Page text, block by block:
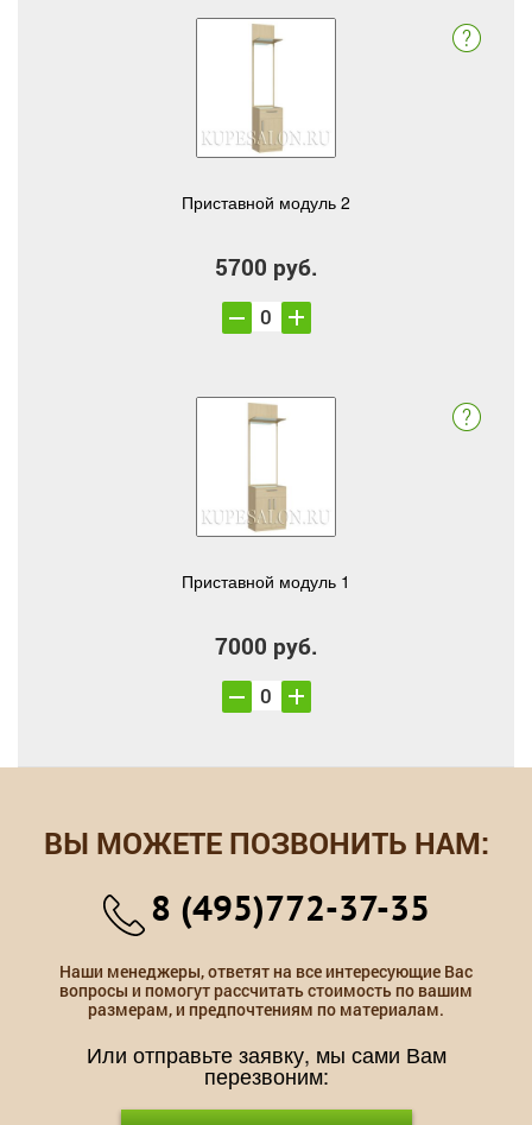
Приставной модуль 2
5700 руб.
Приставной модуль 1
7000 руб.
ВЫ МОЖЕТЕ ПОЗВОНИТЬ НАМ:
8 (495)772-37-35
Наши менеджеры, ответят на все интересующие Вас
вопросы и помогут рассчитать стоимость по вашим
размерам, и предпочтениям по материалам.
Или отправьте заявку, мы сами Вам
перезвоним: